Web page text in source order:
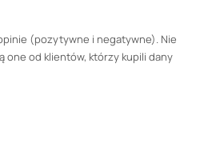
(pozytywne i negatywne). Nie
one od klientów, którzy kupili dany